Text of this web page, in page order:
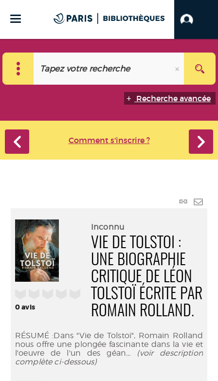
Recherche avancée
Comment s'inscrire ?
Lien
0avis
Inconnu
VIE DE TOLSTOI :
UNE BIOGRAPHIE
CRITIQUE DE LÉON
TOLSTOÏ ÉCRITE PAR
ROMAIN ROLLAND.
RÉSUMÉ :Dans "Vie de Tolstoï", Romain Rolland
nous offre une plongée fascinante dans la vie et
l'oeuvre de l'un des géan... (voir description
complète ci-dessous)